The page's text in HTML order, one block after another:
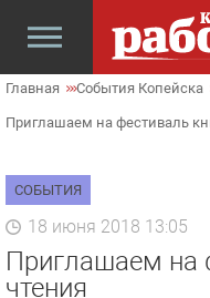
Главная События Копейска
Приглашаем на фестиваль
СОБЫТИЯ
18 июня 2018 13:05
Приглашаем на
чтения